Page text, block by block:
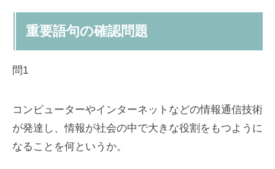
重要語句の確認問題
問1
コンピューターやインターネットなどの情報通信技術
が発達し、情報が社会の中で大きな役割をもつように
なることを何というか。